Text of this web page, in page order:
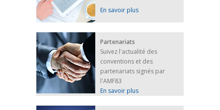
En savoir plus
Partenariats
Suivez l'actualité des
conventions et des
partenariats signés par
l'AMF83
En savoir plus